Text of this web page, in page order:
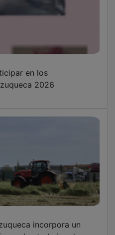
en los
2026
los trabajos de